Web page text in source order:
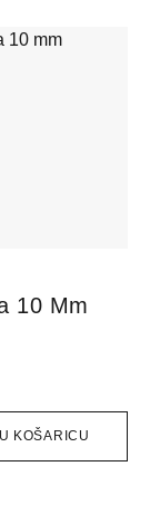
KOŠARICU
10 Mm